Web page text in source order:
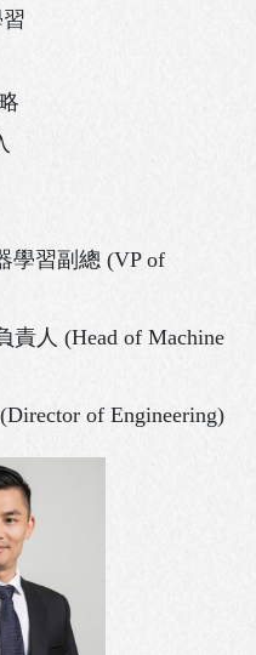
學習副總 (VP of
責人 (Head of Machine
of Engineering)